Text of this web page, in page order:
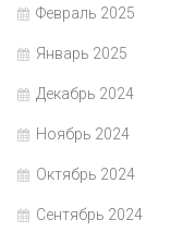
Февраль 2025
Январь 2025
Декабрь 2024
Ноябрь 2024
Октябрь 2024
Сентябрь 2024